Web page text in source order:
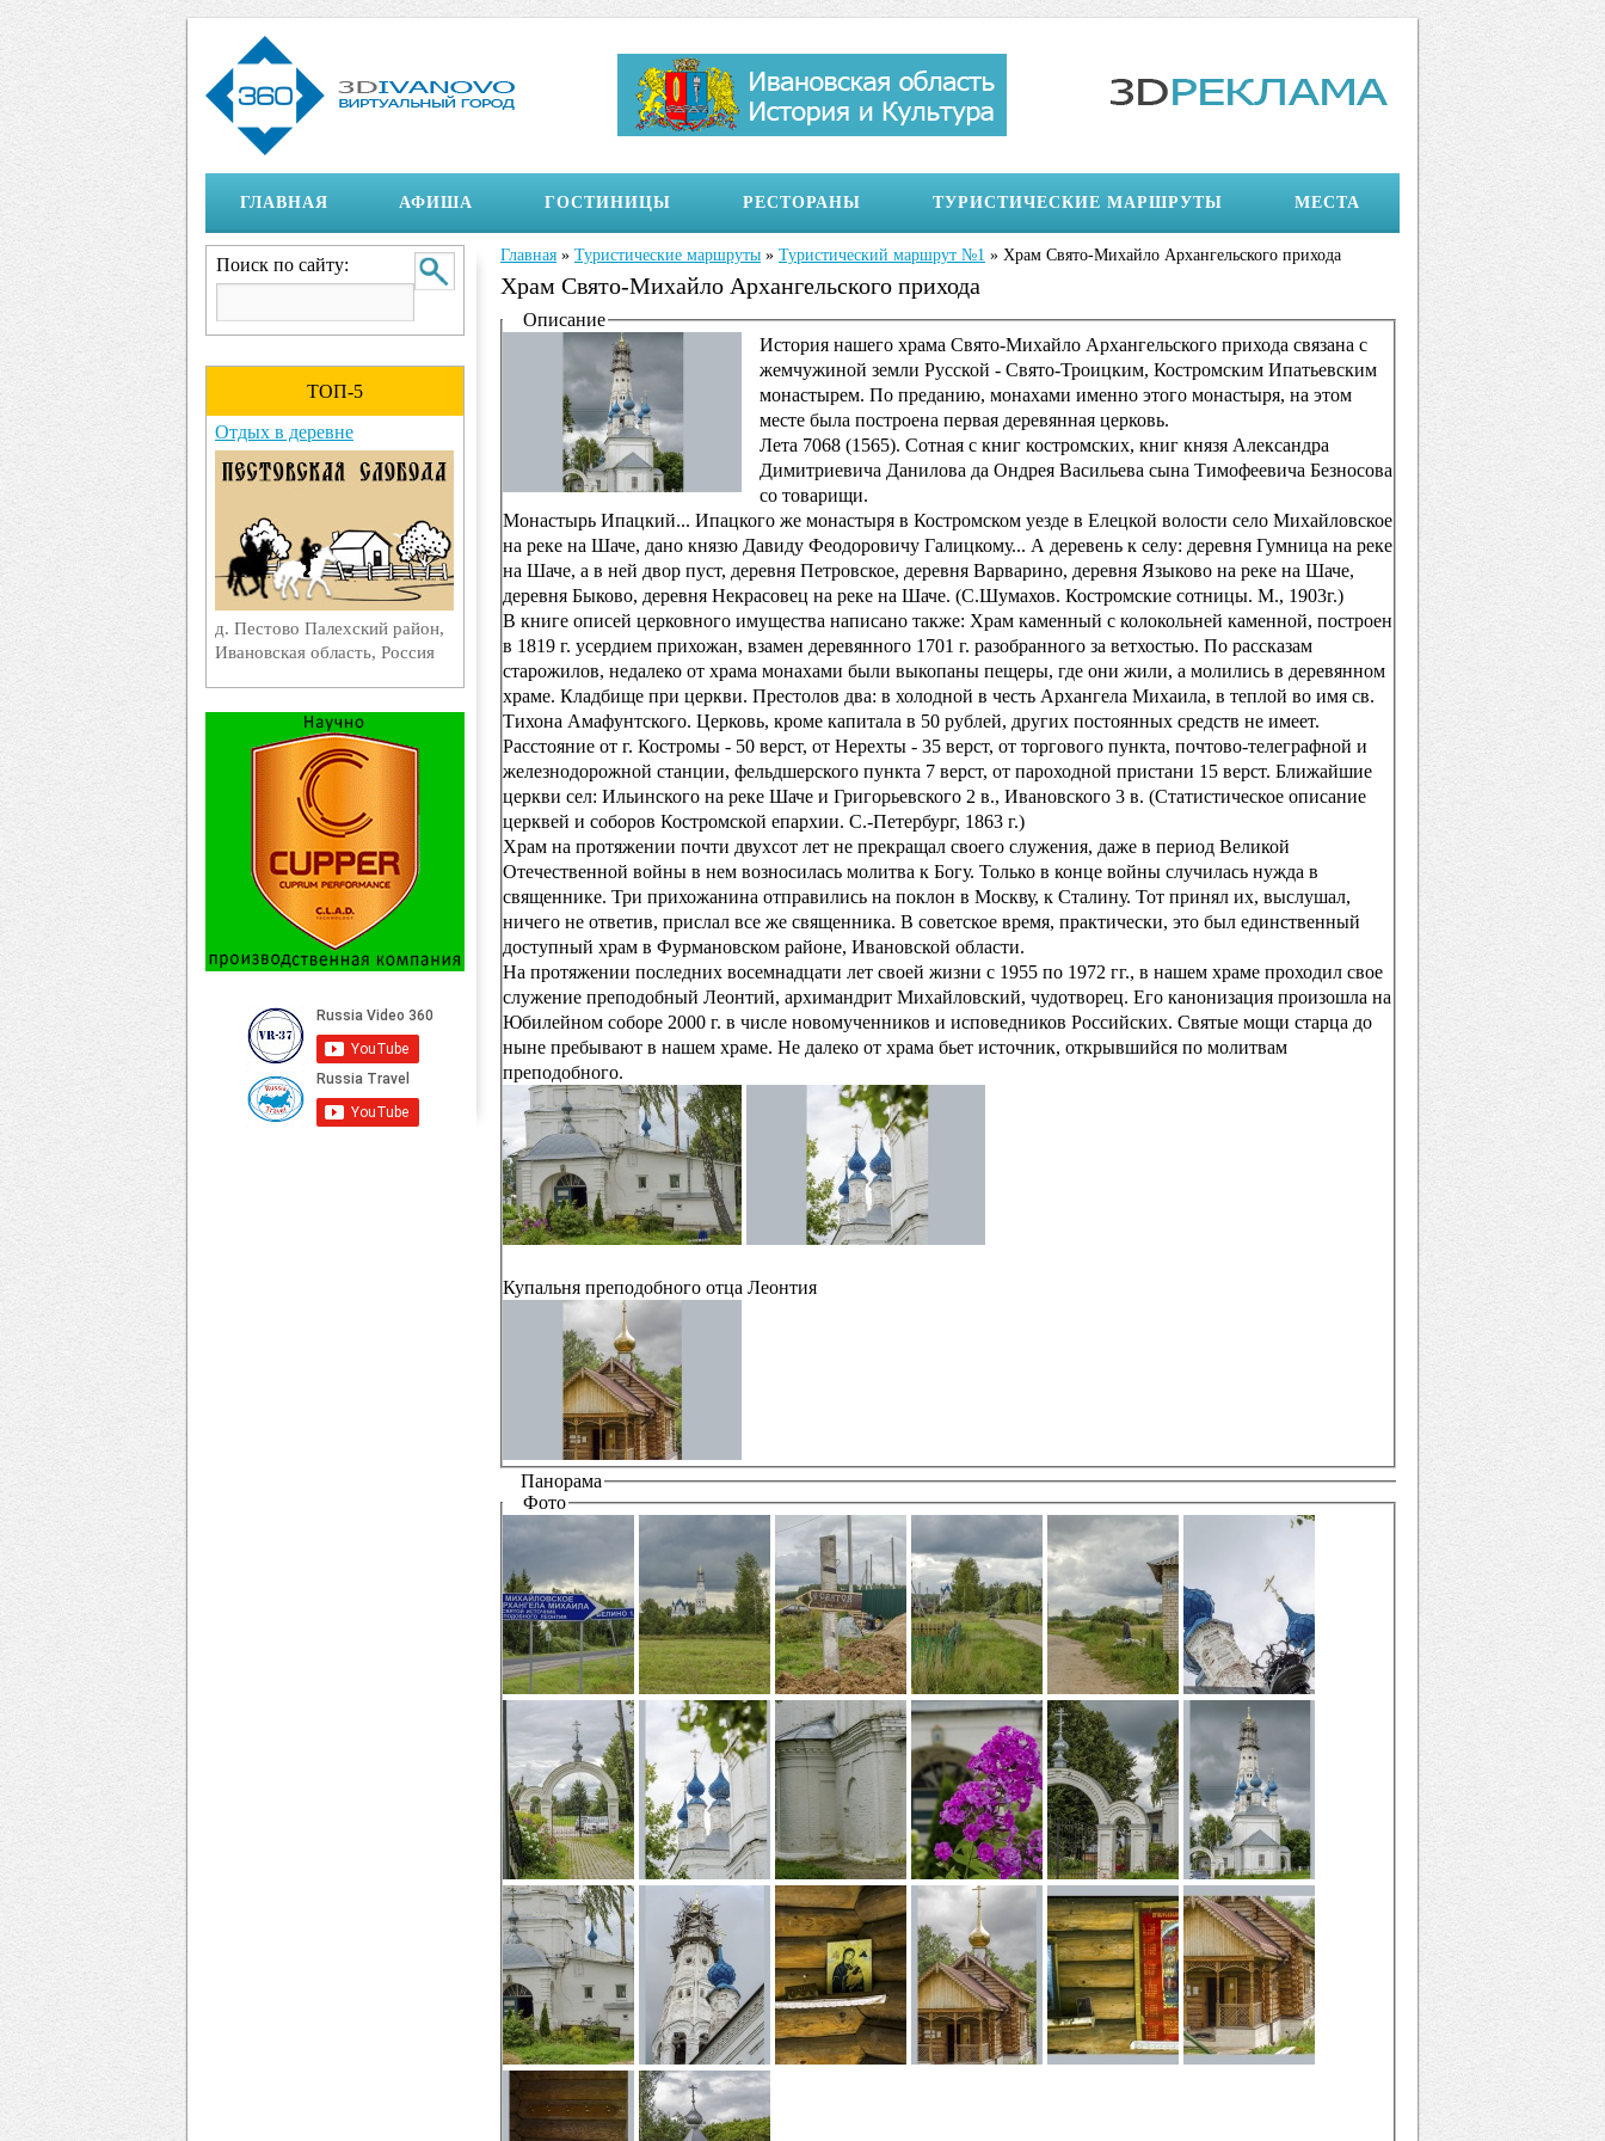
ГЛАВНАЯ АФИША ГОСТИНИЦЫ РЕСТОРАНЫ ТУРИСТИЧЕСКИЕ МАРШРУТЫ МЕСТА
Вы здесь
Главная » Туристические маршруты » Туристический маршрут №1 » Храм Свято-Михайло Архангельского прихода
Храм Свято-Михайло Архангельского прихода
Отображение на странице
Описание
История нашего храма Свято-Михайло Архангельского прихода связана с
жемчужиной земли Русской - Свято-Троицким, Костромским Ипатьевским
монастырем. По преданию, монахами именно этого монастыря, на этом
месте была построена первая деревянная церковь.
Лета 7068 (1565). Сотная с книг костромских, книг князя Александра
Димитриевича Данилова да Ондрея Васильева сына Тимофеевича Безносова
со товарищи.
Монастырь Ипацкий... Ипацкого же монастыря в Костромском уезде в Елецкой волости село Михайловское
на реке на Шаче, дано князю Давиду Феодоровичу Галицкому... А деревень к селу: деревня Гумница на реке
на Шаче, а в ней двор пуст, деревня Петровское, деревня Варварино, деревня Языково на реке на Шаче,
деревня Быково, деревня Некрасовец на реке на Шаче. (С.Шумахов. Костромские сотницы. М., 1903г.)
В книге описей церковного имущества написано также: Храм каменный с колокольней каменной, построен
в 1819 г. усердием прихожан, взамен деревянного 1701 г. разобранного за ветхостью. По рассказам
старожилов, недалеко от храма монахами были выкопаны пещеры, где они жили, а молились в деревянном
храме. Кладбище при церкви. Престолов два: в холодной в честь Архангела Михаила, в теплой во имя св.
Тихона Амафунтского. Церковь, кроме капитала в 50 рублей, других постоянных средств не имеет.
Расстояние от г. Костромы - 50 верст, от Нерехты - 35 верст, от торгового пункта, почтово-телеграфной и
железнодорожной станции, фельдшерского пункта 7 верст, от пароходной пристани 15 верст. Ближайшие
церкви сел: Ильинского на реке Шаче и Григорьевского 2 в., Ивановского 3 в. (Статистическое описание
церквей и соборов Костромской епархии. С.-Петербург, 1863 г.)
Храм на протяжении почти двухсот лет не прекращал своего служения, даже в период Великой
Отечественной войны в нем возносилась молитва к Богу. Только в конце войны случилась нужда в
священнике. Три прихожанина отправились на поклон в Москву, к Сталину. Тот принял их, выслушал,
ничего не ответив, прислал все же священника. В советское время, практически, это был единственный
доступный храм в Фурмановском районе, Ивановской области.
На протяжении последних восемнадцати лет своей жизни с 1955 по 1972 гг., в нашем храме проходил свое
служение преподобный Леонтий, архимандрит Михайловский, чудотворец. Его канонизация произошла на
Юбилейном соборе 2000 г. в числе новомученников и исповедников Российских. Святые мощи старца до
ныне пребывают в нашем храме. Не далеко от храма бьет источник, открывшийся по молитвам
преподобного.
Купальня преподобного отца Леонтия
Панорама
Фото
Поиск по сайту:
ТОП-5
Отдых в деревне
д. Пестово Палехский район,
Ивановская область, Россия